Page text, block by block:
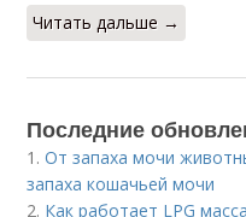
Читать дальше →
Последние
1.От запаха мочи
запаха кошачьей мочи
2. Как работает LPG